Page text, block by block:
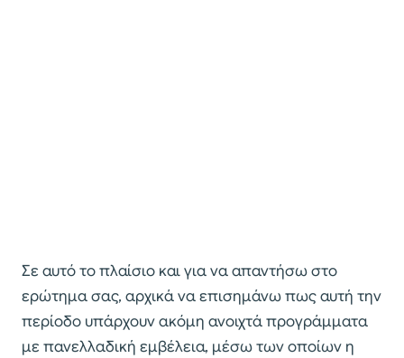
Σε αυτό το πλαίσιο και για να απαντήσω στο
ερώτημα σας, αρχικά να επισημάνω πως αυτή την
περίοδο υπάρχουν ακόμη ανοιχτά προγράμματα
με πανελλαδική εμβέλεια, μέσω των οποίων η